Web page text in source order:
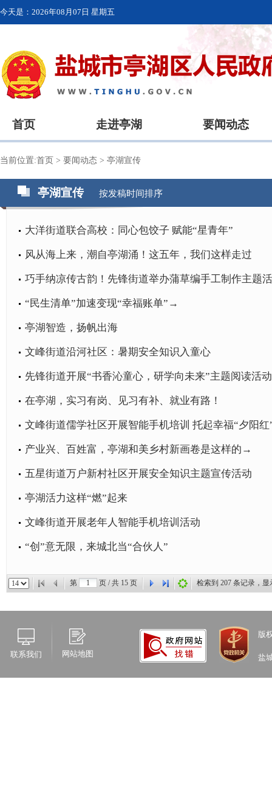
今天是： 2026年08月07日 星期五
首页 走进亭湖 要闻动态
当前位置:首页 > 要闻动态 > 亭湖宣传
亭湖宣传 按发稿时间排序
大洋街道联合高校：同心包饺子 赋能“星青年”
风从海上来，潮自亭湖涌！这五年，我们这样走过
巧手纳凉传古韵！先锋街道举办蒲草编手工制作主题
“民生清单”加速变现“幸福账单”→
亭湖智造，扬帆出海
文峰街道沿河社区：暑期安全知识入童心
先锋街道开展“书香沁童心，研学向未来”主题阅读活动
在亭湖，实习有岗、见习有补、就业有路！
文峰街道儒学社区开展智能手机培训 托起幸福“夕阳红
产业兴、百姓富，亭湖和美乡村新画卷是这样的→
五星街道万户新村社区开展安全知识主题宣传活动
亭湖活力这样“燃”起来
文峰街道开展老年人智能手机培训活动
“创”意无限，来城北当“合伙人”
第 页 / 共 15 页 检索到 207 条记录，
联系我们 网站地图
版
盐